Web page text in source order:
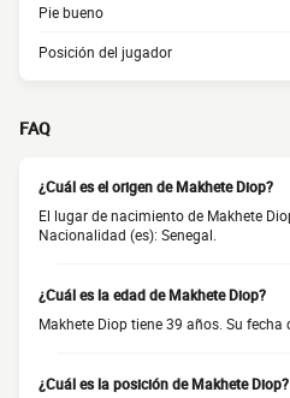
Pie bueno
Posición del jugador
FAQ
¿Cuál es el origen de Makhete Diop?
El lugar de nacimiento de Makhete
Nacionalidad (es): Senegal.
¿Cuál es la edad de Makhete Diop?
Makhete Diop tiene 39 años. Su
¿Cuál es la posición de Makhete Diop?